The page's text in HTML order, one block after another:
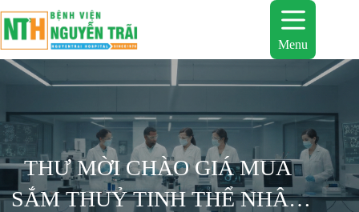
đến
phần
nội
dung
Menu
THƯ MỜI CHÀO GIÁ MUA
SẮM THUỶ TINH THỂ NHÂN